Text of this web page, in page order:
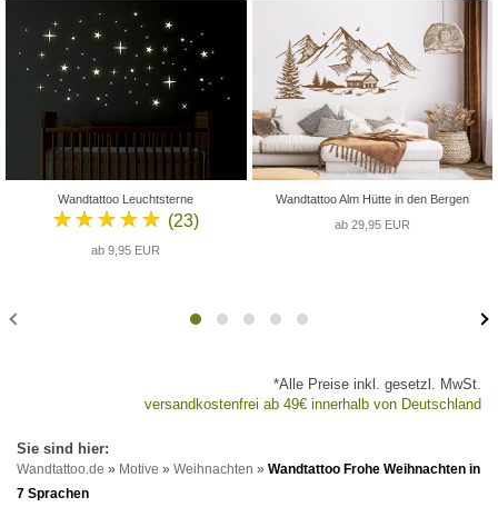
Wandtattoo Leuchtsterne
★★★★★ (23)
ab 9,95 EUR
Wandtattoo Alm Hütte in den Bergen
ab 29,95 EUR
*Alle Preise inkl. gesetzl. MwSt.
versandkostenfrei ab 49€ innerhalb von Deutschland
Wandtattoo.de » Motive » Weihnachten » Wandtattoo Frohe Weihnachten in
7 Sprachen